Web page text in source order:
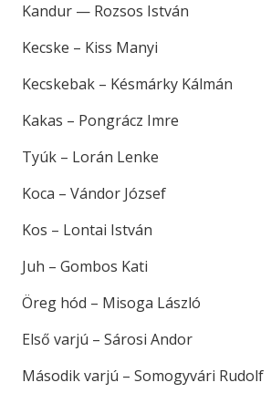
Kandur — Rozsos István
Kecske – Kiss Manyi
Kecskebak – Késmárky Kálmán
Kakas – Pongrácz Imre
Tyúk – Lorán Lenke
Koca – Vándor József
Kos – Lontai István
Juh – Gombos Kati
Öreg hód – Misoga László
Első varjú – Sárosi Andor
Második varjú – Somogyvári Rudolf